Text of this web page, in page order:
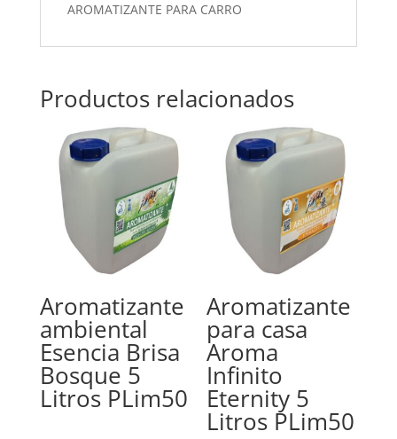
AROMATIZANTE PARA CARRO
Productos relacionados
Aromatizante
ambiental
Esencia Brisa
Bosque 5
Litros PLim50
Aromatizante
para casa
Aroma
Infinito
Eternity 5
Litros PLim50